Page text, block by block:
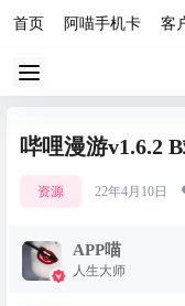
首页 阿喵手机卡 客
哔哩漫游v1.6.2
资源 22年4月10日
APP喵
人生大师